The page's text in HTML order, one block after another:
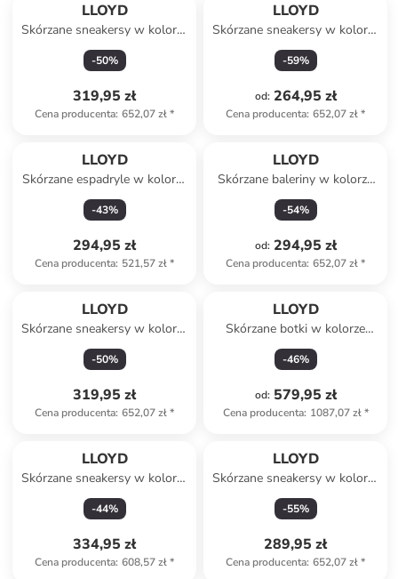
LLOYD
Skórzane sneakersy w kolorze
białym
-50%
319,95 zł
Cena producenta: 652,07 zł*
LLOYD
Skórzane sneakersy w kolorze
fioletowo-białym
-59%
od: 264,95 zł
Cena producenta: 652,07 zł*
LLOYD
Skórzane espadryle w kolorze
błękitnym
-43%
294,95 zł
Cena producenta: 521,57 zł*
LLOYD
Skórzane baleriny w kolorze
beżowym
-54%
od: 294,95 zł
Cena producenta: 652,07 zł*
LLOYD
Skórzane sneakersy w kolorze
biało-czarno-jasnobrązowym
-50%
319,95 zł
Cena producenta: 652,07 zł*
LLOYD
Skórzane botki w kolorze
jasnobrązowym
-46%
od: 579,95 zł
Cena producenta: 1087,07 zł*
LLOYD
Skórzane sneakersy w kolorze
jasnoróżowo-białym
-44%
334,95 zł
Cena producenta: 608,57 zł*
LLOYD
Skórzane sneakersy w kolorze
jasnobrązowo-brązowym
-55%
289,95 zł
Cena producenta: 652,07 zł*